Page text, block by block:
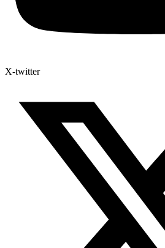
X-twitter